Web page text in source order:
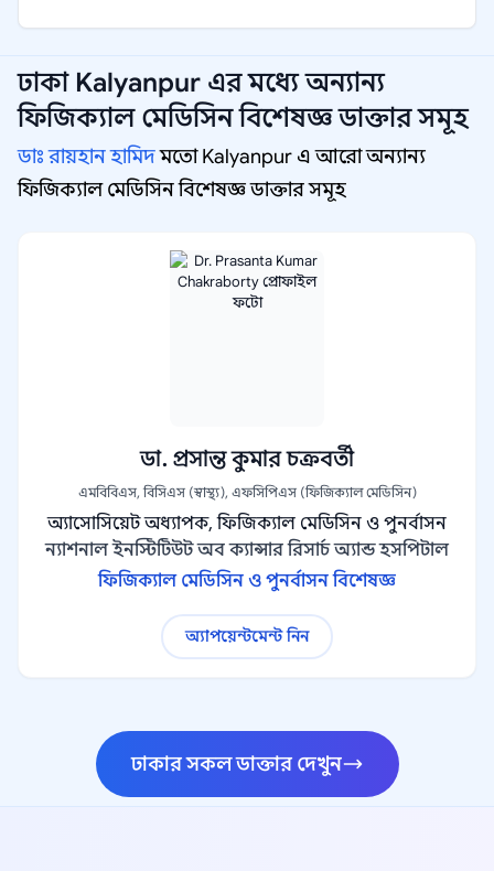
ঢাকা Kalyanpur এর মধ্যে অন্যান্য
ফিজিক্যাল মেডিসিন বিশেষজ্ঞ ডাক্তার সমূহ
ডাঃ রায়হান হামিদমতো Kalyanpur এ আরো অন্যান্য
ফিজিক্যাল মেডিসিন বিশেষজ্ঞ ডাক্তার সমূহ
ডা. প্রসান্ত কুমার চক্রবর্তী
এমবিবিএস, বিসিএস (স্বাস্থ্য), এফসিপিএস (ফিজিক্যাল মেডিসিন)
অ্যাসোসিয়েট অধ্যাপক, ফিজিক্যাল মেডিসিন ও পুনর্বাসন
ন্যাশনাল ইনস্টিটিউট অব ক্যান্সার রিসার্চ অ্যান্ড হসপিটাল
ফিজিক্যাল মেডিসিন ও পুনর্বাসন বিশেষজ্ঞ
অ্যাপয়েন্টমেন্ট নিন
ঢাকার সকল ডাক্তার দেখুন